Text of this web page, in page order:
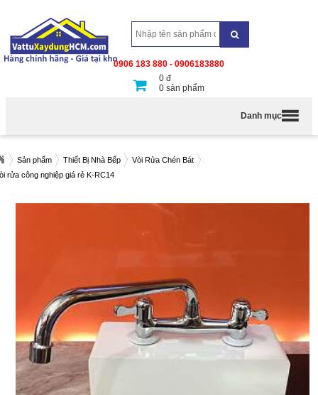
0906 183 880 - 0906183880
0 đ
0 sản phẩm
Danh mục
Sản phẩm Thiết Bị Nhà Bếp
Vòi Rửa Chén Bát
rửa công nghiệp giá rẻ K-RC14